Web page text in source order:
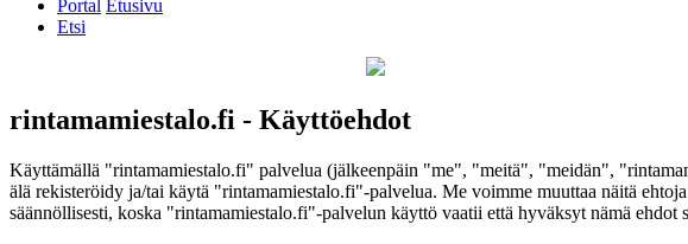
Portal Etusivu
Etsi
rintamamiestalo.fi - Käyttöehdot
Käyttämällä "rintamamiestalo.fi" palvelua (jälkeenpäin "me", "meitä", "meidän",
älä rekisteröidy ja/tai käytä "rintamamiestalo.fi"-palvelua. Me voimme muuttaa näitä
säännöllisesti, koska "rintamamiestalo.fi"-palvelun käyttö vaatii että hyväksyt nämä